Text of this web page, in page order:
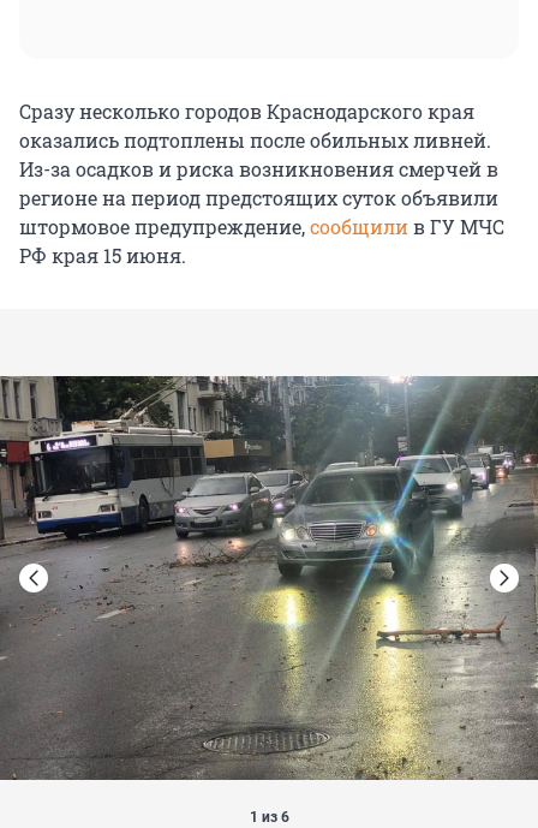
Сразу несколько городов Краснодарского края
оказались подтоплены после обильных ливней.
Из-за осадков и риска возникновения смерчей в
регионе на период предстоящих суток объявили
штормовое предупреждение,сообщилив ГУ МЧС
РФ края 15 июня.
1 из 6